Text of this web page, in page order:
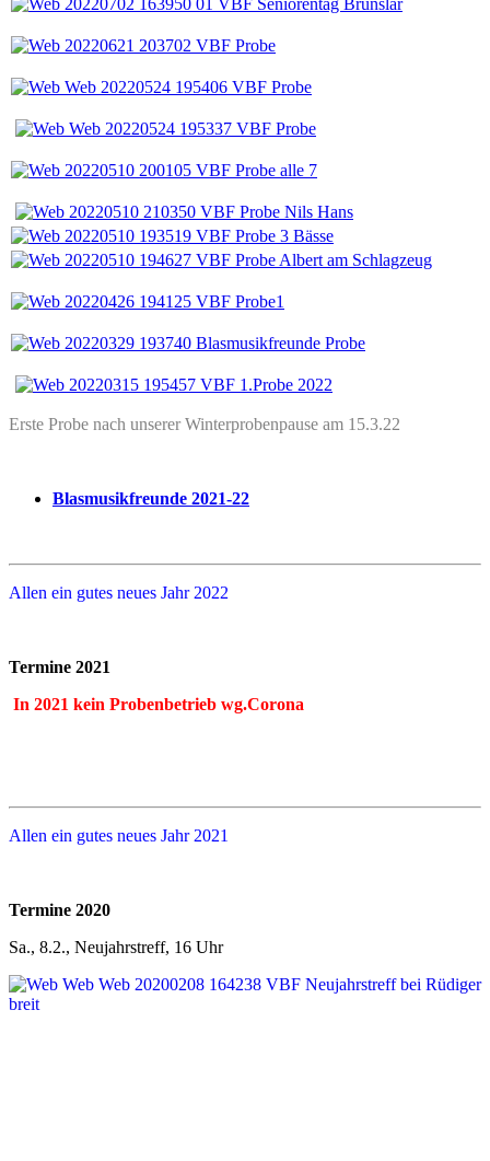
Erste Probe nach unserer Winterprobenpause am 15.3.22
Blasmusikfreunde 2021-22
Allen ein gutes neues Jahr 2022
Termine 2021
In 2021 kein Probenbetrieb wg.Corona
Allen ein gutes neues Jahr 2021
Termine 2020
Sa., 8.2., Neujahrstreff, 16 Uhr